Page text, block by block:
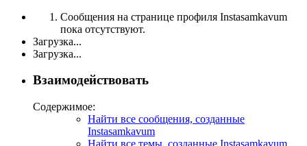
Сообщения на странице профиля Instasamkavum
пока отсутствуют.
Загрузка...
Загрузка...
Взаимодействовать
Содержимое:
Найти все сообщения, созданные
Instasamkavum
Найти все темы, созданные Instasamkavum